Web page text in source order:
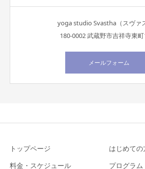
yoga studio Svastha（スヴァ
180-0002 武蔵野市吉祥寺東
メールフォーム
トップページ
はじめての
料金・スケジュール
プログラム